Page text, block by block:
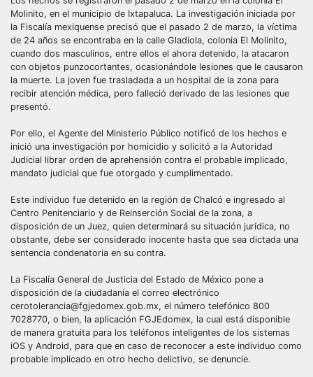
Molinito, en el municipio de Ixtapaluca. La investigación iniciada por
la Fiscalía mexiquense precisó que el pasado 2 de marzo, la víctima
de 24 años se encontraba en la calle Gladiola, colonia El Molinito,
cuando dos masculinos, entre ellos el ahora detenido, la atacaron
con objetos punzocortantes, ocasionándole lesiones que le causaron
la muerte. La joven fue trasladada a un hospital de la zona para
recibir atención médica, pero falleció derivado de las lesiones que
presentó.
Por ello, el Agente del Ministerio Público notificó de los hechos e
inició una investigación por homicidio y solicitó a la Autoridad
Judicial librar orden de aprehensión contra el probable implicado,
mandato judicial que fue otorgado y cumplimentado.
Este individuo fue detenido en la región de Chalcó e ingresado al
Centro Penitenciario y de Reinserción Social de la zona, a
disposición de un Juez, quien determinará su situación jurídica, no
obstante, debe ser considerado inocente hasta que sea dictada una
sentencia condenatoria en su contra.
La Fiscalía General de Justicia del Estado de México pone a
disposición de la ciudadanía el correo electrónico
cerotolerancia@fgjedomex.gob.mx, el número telefónico 800
7028770, o bien, la aplicación FGJEdomex, la cual está disponible
de manera gratuita para los teléfonos inteligentes de los sistemas
iOS y Android, para que en caso de reconocer a este individuo como
probable implicado en otro hecho delictivo, se denuncie.